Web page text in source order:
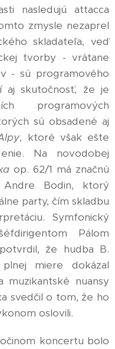
nasledujú attacca
zmysle nezaprel
skladateľa, veď
tvorby - vrátane
- sú programového
aj skutočnosť, že je
programových
sú obsadené aj
, ktoré však ešte
Na novodobej
op. 62/1 má značnú
Andre Bodin, ktorý
party, čím skladbu
Symfonický
Pálom
že hudba B.
miere dokázal
nuansy
svedčil o tom, že ho
oslovili.
koncertu bolo